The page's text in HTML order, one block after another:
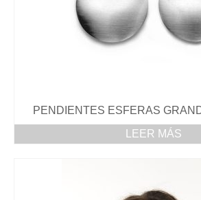
PENDIENTES ESFERAS
LEER MÁS